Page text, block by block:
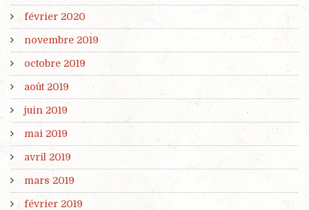
février 2020
novembre 2019
octobre 2019
août 2019
juin 2019
mai 2019
avril 2019
mars 2019
février 2019